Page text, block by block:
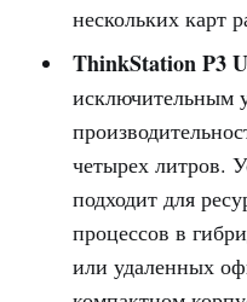
нескольких карт
ThinkStation P3
исключительным
четырех литров.
подходит для
процессов в
или удаленных